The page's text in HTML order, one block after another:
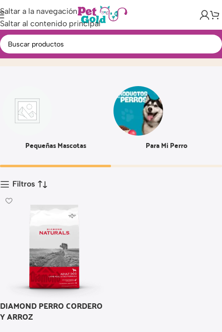
Saltar a la navegación
Saltar al contenido principal
20 LBSInicio Producto
Pequeñas Mascotas Para Mi Perro
Filtros
DIAMOND PERRO CORDERO
Y ARROZ